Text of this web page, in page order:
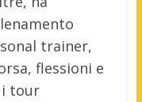
trainer,
flessioni e
i tour